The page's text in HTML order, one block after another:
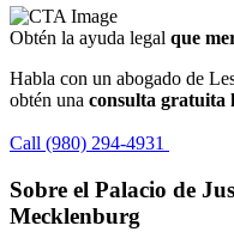
Obtén la ayuda legal que
Habla con un abogado de
obtén una consulta gratuita
Call (980) 294-4931
Sobre el Palacio de
Mecklenburg